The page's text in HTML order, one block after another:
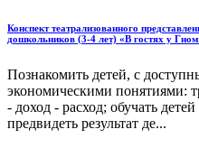
Конспект театрализованного
дошкольников (3-4 лет) «В гостях у
Познакомить детей, с
экономическими понятиями:
- доход - расход; обучать
предвидеть результат де...